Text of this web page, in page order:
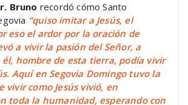
Bruno recordó cómo Santo
“quiso imitar a Jesús, el
eso el ardor por la oración de
a vivir la pasión del Señor, a
hombre de esta tierra, podía vivir
Aquí en Segovia Domingo tuvo la
vivir como Jesús vivió, en
toda la humanidad, esperando con